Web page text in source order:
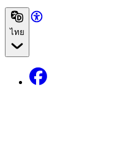
ไทย
Facebook